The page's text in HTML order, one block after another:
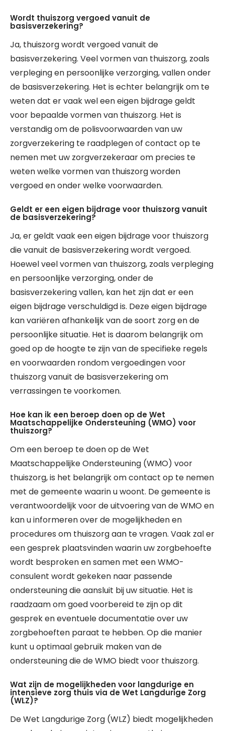
Wordt thuiszorg vergoed vanuit de
basisverzekering?
Ja, thuiszorg wordt vergoed vanuit de
basisverzekering. Veel vormen van thuiszorg, zoals
verpleging en persoonlijke verzorging, vallen onder
de basisverzekering. Het is echter belangrijk om te
weten dat er vaak wel een eigen bijdrage geldt
voor bepaalde vormen van thuiszorg. Het is
verstandig om de polisvoorwaarden van uw
zorgverzekering te raadplegen of contact op te
nemen met uw zorgverzekeraar om precies te
weten welke vormen van thuiszorg worden
vergoed en onder welke voorwaarden.
Geldt er een eigen bijdrage voor thuiszorg vanuit
de basisverzekering?
Ja, er geldt vaak een eigen bijdrage voor thuiszorg
die vanuit de basisverzekering wordt vergoed.
Hoewel veel vormen van thuiszorg, zoals verpleging
en persoonlijke verzorging, onder de
basisverzekering vallen, kan het zijn dat er een
eigen bijdrage verschuldigd is. Deze eigen bijdrage
kan variëren afhankelijk van de soort zorg en de
persoonlijke situatie. Het is daarom belangrijk om
goed op de hoogte te zijn van de specifieke regels
en voorwaarden rondom vergoedingen voor
thuiszorg vanuit de basisverzekering om
verrassingen te voorkomen.
Hoe kan ik een beroep doen op de Wet
Maatschappelijke Ondersteuning (WMO) voor
thuiszorg?
Om een beroep te doen op de Wet
Maatschappelijke Ondersteuning (WMO) voor
thuiszorg, is het belangrijk om contact op te nemen
met de gemeente waarin u woont. De gemeente is
verantwoordelijk voor de uitvoering van de WMO en
kan u informeren over de mogelijkheden en
procedures om thuiszorg aan te vragen. Vaak zal er
een gesprek plaatsvinden waarin uw zorgbehoefte
wordt besproken en samen met een WMO-
consulent wordt gekeken naar passende
ondersteuning die aansluit bij uw situatie. Het is
raadzaam om goed voorbereid te zijn op dit
gesprek en eventuele documentatie over uw
zorgbehoeften paraat te hebben. Op die manier
kunt u optimaal gebruik maken van de
ondersteuning die de WMO biedt voor thuiszorg.
Wat zijn de mogelijkheden voor langdurige en
intensieve zorg thuis via de Wet Langdurige Zorg
(WLZ)?
De Wet Langdurige Zorg (WLZ) biedt mogelijkheden